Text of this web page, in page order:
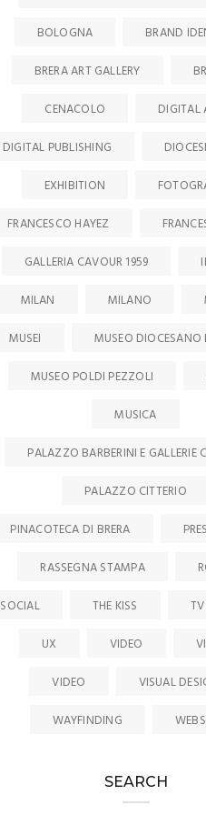
BOLOGNA
BRAND
BRERA ART GALLERY
CENACOLO
DIGITAL
DIGITAL PUBLISHING
EXHIBITION
FRANCESCO HAYEZ
GALLERIA CAVOUR 1959
MILAN
MILANO
MUSEI
MUSEO DIOCESANO
MUSEO POLDI PEZZOLI
MUSICA
PALAZZO BARBERINI E GALLERIE
PALAZZO CITTERIO
PINACOTECA DI BRERA
RASSEGNA STAMPA
SOCIAL
THE KISS TV
UX
VIDEO
VIDEO
VISUAL
WAYFINDING
SEARCH